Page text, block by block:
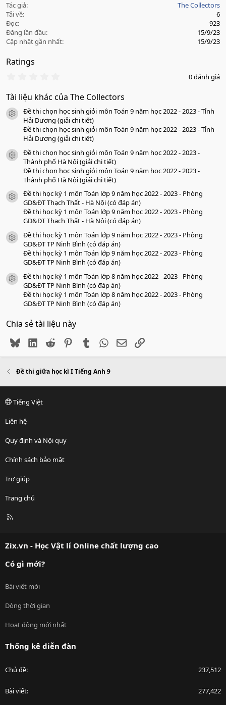
Tác giả
The Collectors
Tải về
6
Đọc
923
Đăng lần đầu
15/9/23
Cập nhật gần nhất
15/9/23
Ratings
0
0
a
o
0 đánh giá
Tài liệu khác của The Collectors
icon tài liệu
Đề thi chọn học sinh giỏi môn Toán 9 năm học 2022 - 2023 - Tỉnh
Hải Dương (giải chi tiết)
Đề thi chọn học sinh giỏi môn Toán 9 năm học 2022 - 2023 - Tỉnh
Hải Dương (giải chi tiết)
icon tài liệu
Đề thi chọn học sinh giỏi môn Toán 9 năm học 2022 - 2023 -
Thành phố Hà Nội (giải chi tiết)
Đề thi chọn học sinh giỏi môn Toán 9 năm học 2022 - 2023 -
Thành phố Hà Nội (giải chi tiết)
icon tài liệu
Đề thi học kỳ 1 môn Toán lớp 9 năm học 2022 - 2023 - Phòng
GD&ĐT Thạch Thất - Hà Nội (có đáp án)
Đề thi học kỳ 1 môn Toán lớp 9 năm học 2022 - 2023 - Phòng
GD&ĐT Thạch Thất - Hà Nội (có đáp án)
icon tài liệu
Đề thi học kỳ 1 môn Toán lớp 9 năm học 2022 - 2023 - Phòng
GD&ĐT TP Ninh Bình (có đáp án)
Đề thi học kỳ 1 môn Toán lớp 9 năm học 2022 - 2023 - Phòng
GD&ĐT TP Ninh Bình (có đáp án)
icon tài liệu
Đề thi học kỳ 1 môn Toán lớp 8 năm học 2022 - 2023 - Phòng
GD&ĐT TP Ninh Bình (có đáp án)
Đề thi học kỳ 1 môn Toán lớp 8 năm học 2022 - 2023 - Phòng
GD&ĐT TP Ninh Bình (có đáp án)
Chia sẻ tài liệu này
BlueskyLinkedIn
Reddit PinterestTumblr WhatsApp
EmailLink
Đề thi giữa học kì I Tiếng Anh 9
Tiếng Việt
Liên hệ
Quy định và Nội quy
Chính sách bảo mật
Trợ giúp
Trang chủ
R
Zix.vn - Học Vật lí Online chất lượng cao
Có gì mới?
Bài viết mới
Dòng thời gian
Hoạt động mới nhất
Thống kê diễn đàn
Chủ đề 237,512
Bài viết 277,422